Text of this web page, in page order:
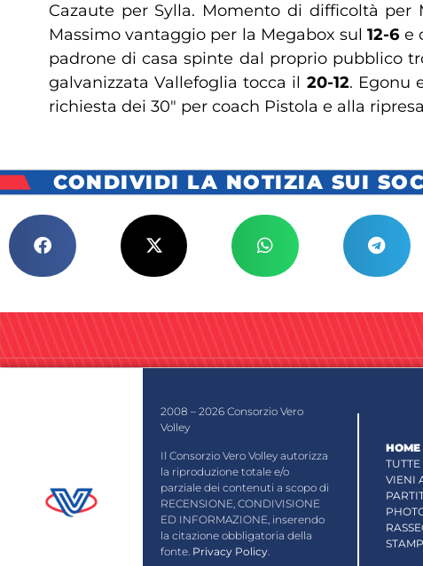
Cazaute per Sylla. Momento di difficoltà
Massimo vantaggio per la Megabox sul12-6 e
padrone di casa spinte dal proprio pubblico
galvanizzata Vallefoglia tocca il 20-12. Egonu
richiesta dei 30″ per coach Pistola e alla
CONDIVIDI LA NOTIZIA SUI
2008 – 2026 Consorzio Vero
Volley
Il Consorzio Vero Volley autorizza
la riproduzione totale e/o
parziale dei contenuti a scopo di
RECENSIONE, CONDIVISIONE
ED INFORMAZIONE, inserendo
la citazione obbligatoria della
fonte. Privacy Policy.
HOME
VIENI